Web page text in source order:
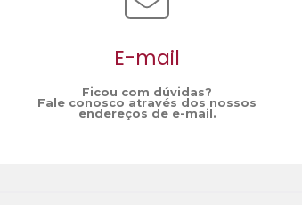
E-mail
Ficou com dúvidas?
Fale conosco através dos nossos
endereços de e-mail.